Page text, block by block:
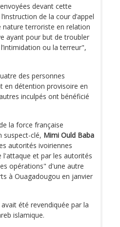
devant cette
de la cour d’appel
nature terroriste en relation
ayant pour but de troubler
ou la terreur",
des personnes
en détention provisoire en
inculpés ont bénéficié
la force française
suspect-clé, Mimi Ould Baba
autorités ivoiriennes
l'attaque et par les autorités
opérations" d'une autre
à Ouagadougou en janvier
été revendiquée par la
islamique.